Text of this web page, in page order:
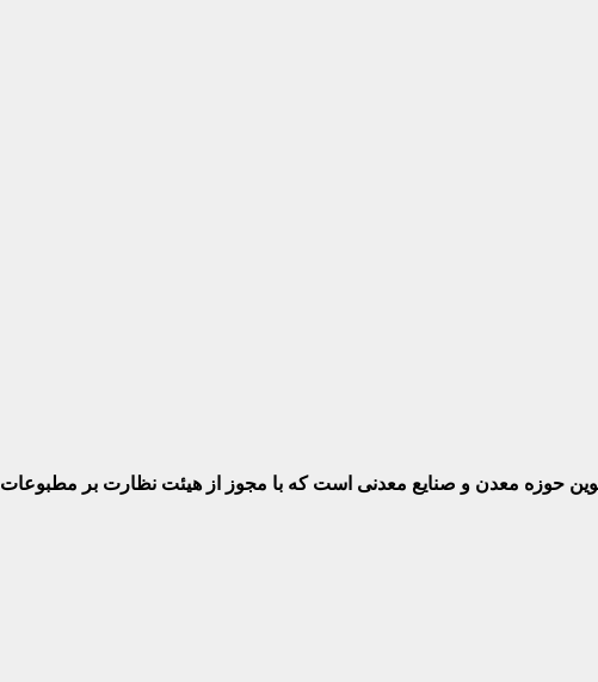
نوین حوزه معدن و صنایع معدنی‌ است که با مجوز از هیئت نظارت بر مطبوعات